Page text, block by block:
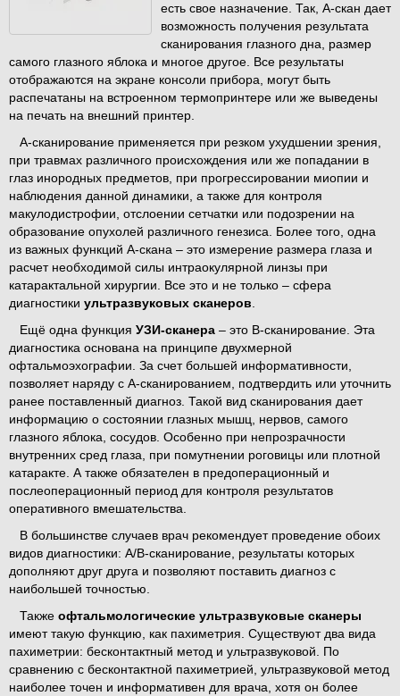
есть свое назначение. Так, А-скан дает
возможность получения результата
сканирования глазного дна, размер
самого глазного яблока и многое другое. Все результаты
отображаются на экране консоли прибора, могут быть
распечатаны на встроенном термопринтере или же выведены
на печать на внешний принтер.
А-сканирование применяется при резком ухудшении зрения,
при травмах различного происхождения или же попадании в
глаз инородных предметов, при прогрессировании миопии и
наблюдения данной динамики, а также для контроля
макулодистрофии, отслоении сетчатки или подозрении на
образование опухолей различного генезиса. Более того, одна
из важных функций А-скана – это измерение размера глаза и
расчет необходимой силы интраокулярной линзы при
катарактальной хирургии. Все это и не только – сфера
диагностики ультразвуковых сканеров.
Ещё одна функция УЗИ-сканера – это В-сканирование. Эта
диагностика основана на принципе двухмерной
офтальмоэхографии. За счет большей информативности,
позволяет наряду с А-сканированием, подтвердить или уточнить
ранее поставленный диагноз. Такой вид сканирования дает
информацию о состоянии глазных мышц, нервов, самого
глазного яблока, сосудов. Особенно при непрозрачности
внутренних сред глаза, при помутнении роговицы или плотной
катаракте. А также обязателен в предоперационный и
послеоперационный период для контроля результатов
оперативного вмешательства.
В большинстве случаев врач рекомендует проведение обоих
видов диагностики: А/В-сканирование, результаты которых
дополняют друг друга и позволяют поставить диагноз с
наибольшей точностью.
Также офтальмологические ультразвуковые сканеры
имеют такую функцию, как пахиметрия. Существуют два вида
пахиметрии: бесконтактный метод и ультразвуковой. По
сравнению с бесконтактной пахиметрией, ультразвуковой метод
наиболее точен и информативен для врача, хотя он более